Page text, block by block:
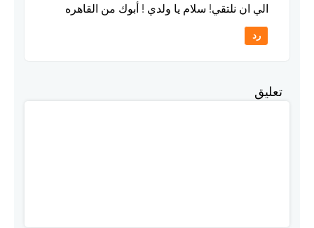
الي ان نلتقي! سلام يا ولدي ! أبوك من القاهره
رد
تعليق